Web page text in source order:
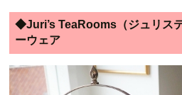
◆Juri’s TeaRooms（ジュリス
ーウェア